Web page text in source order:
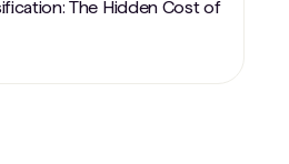
The Hidden Cost of